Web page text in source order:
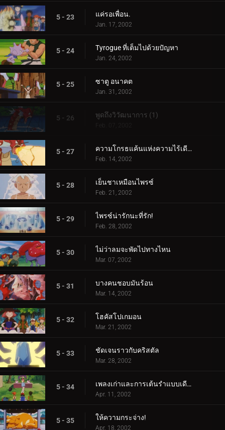
5 - 23 แค่รอเพื่อน.
Jan. 17, 2002
5 - 24 Tyrogue ที่เต็มไปด้วยปัญหา
Jan. 24, 2002
5 - 25 ซาตู อนาคต
Jan. 31, 2002
5 - 26 พูดถึงวิวัฒนาการ (1)
5 - 27 ความโกรธแค้นแห่งความไร้เดียงสา (2)
Feb. 14, 2002
5 - 28 เย็นชาเหมือนไพรซ์
Feb. 21, 2002
5 - 29 ไพรซ์น่ารักนะที่รัก!
Feb. 28, 2002
5 - 30 ไม่ว่าลมจะพัดไปทางไหน
Mar. 07, 2002
5 - 31 บางคนชอบมันร้อน
Mar. 14, 2002
5 - 32 โฮคัสโปเกมอน
Mar. 21, 2002
5 - 33 ชัดเจนราวกับคริสตัล
Mar. 28, 2002
5 - 34 เพลงเก่าและการเต้นรำแบบเดียวกัน
Apr. 11, 2002
5 - 35 ให้ความกระจ่าง!
Apr. 18, 2002